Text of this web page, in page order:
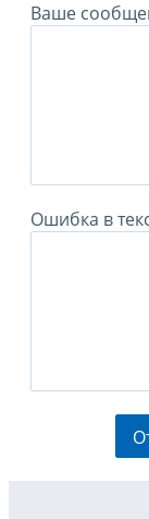
Ваше
Ошибка в